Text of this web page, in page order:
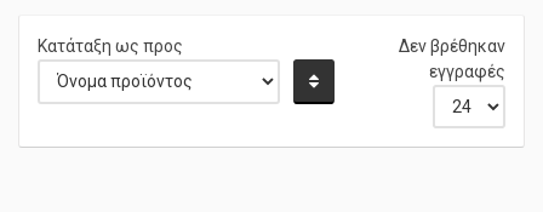
Κατάταξη ως προς
Δεν βρέθηκαν
εγγραφές